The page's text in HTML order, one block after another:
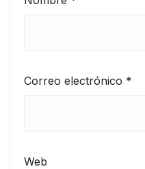
Correo electrónico *
Web